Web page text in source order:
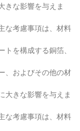
きな影響を与えま
な考慮事項は、材料
を構成する銅箔、
、およびその他の材
大きな影響を与えま
な考慮事項は、材料